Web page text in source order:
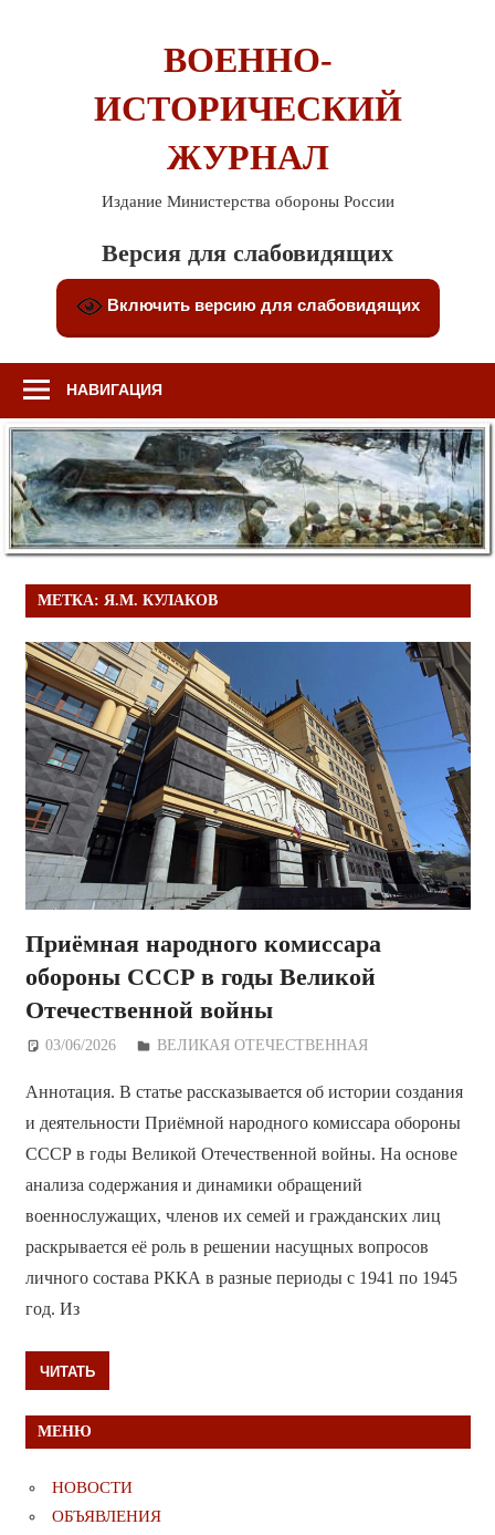
ВОЕННО-
ИСТОРИЧЕСКИЙ
ЖУРНАЛ
Издание Министерства обороны России
Версия для слабовидящих
Включить версию для слабовидящих
НАВИГАЦИЯ
МЕТКА: Я.М. КУЛАКОВ
Приёмная народного комиссара
обороны СССР в годы Великой
Отечественной войны
03/06/2026 Дежурный по Редакции
ВЕЛИКАЯ ОТЕЧЕСТВЕННАЯ
Аннотация. В статье рассказывается об истории создания
и деятельности Приёмной народного комиссара обороны
СССР в годы Великой Отечественной войны. На основе
анализа содержания и динамики обращений
военнослужащих, членов их семей и гражданских лиц
раскрывается её роль в решении насущных вопросов
личного состава РККА в разные периоды с 1941 по 1945
год. Из
ЧИТАТЬ
МЕНЮ
НОВОСТИ
ОБЪЯВЛЕНИЯ